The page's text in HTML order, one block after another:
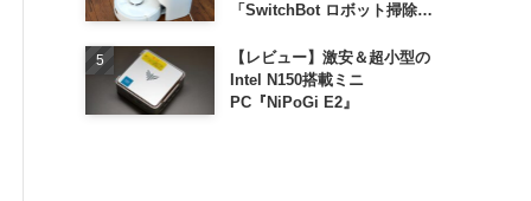
「SwitchBot ロボット掃除機
【レビュー】激安＆超小型の
Intel N150搭載ミニ
PC『NiPoGi E2』